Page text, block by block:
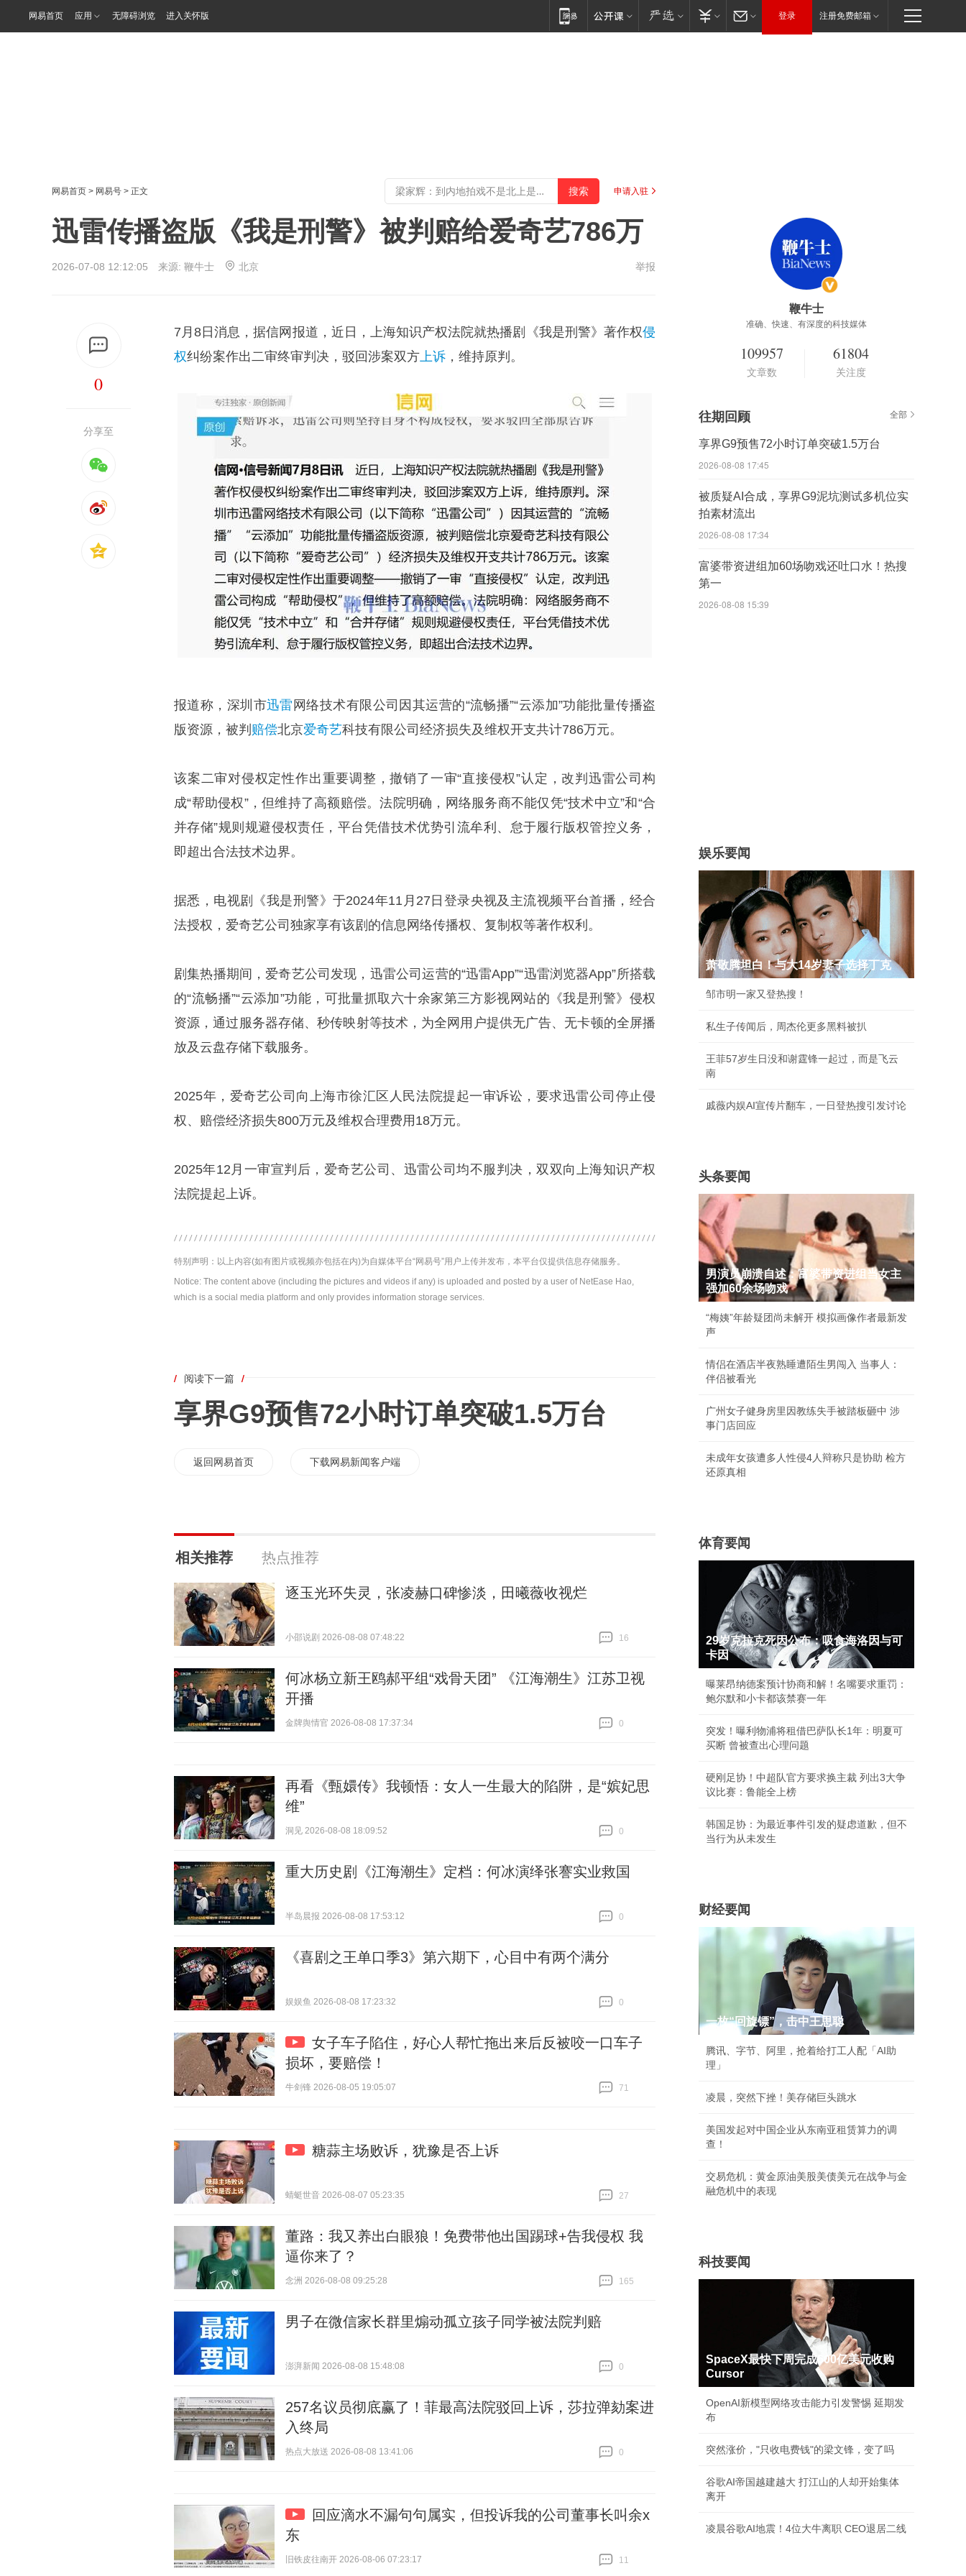
网易首页 应用 无障碍浏览 进入关怀版 登录 注册免费邮箱
网易首页 > 网易号 > 正文 申请入驻
迅雷传播盗版《我是刑警》被判赔给爱奇艺786万
2026-07-08 12:12:05 来源: 鞭牛士 北京 举报
0
分享至
7月8日消息，据信网报道，近日，上海知识产权法院就热播剧《我是刑警》著作权侵
权纠纷案作出二审终审判决，驳回涉案双方上诉 ，维持原判。
报道称，深圳市迅雷 网络技术有限公司因其运营的“流畅播”“云添加”功能批量传播盗
版资源，被判 赔偿北京爱奇艺科技有限公司经济损失及维权开支共计786万元。
该案二审对侵权定性作出重要调整，撤销了一审“直接侵权”认定，改判迅雷公司构
成“帮助侵权”，但维持了高额赔偿。法院明确，网络服务商不能仅凭“技术中立”和“合
并存储”规则规避侵权责任，平台凭借技术优势引流牟利、怠于履行版权管控义务，
即超出合法技术边界。
据悉，电视剧《我是刑警》于2024年11月27日登录央视及主流视频平台首播，经合
法授权，爱奇艺公司独家享有该剧的信息网络传播权、复制权等著作权利。
剧集热播期间，爱奇艺公司发现，迅雷公司运营的“迅雷App”“迅雷浏览器App”所搭载
的“流畅播”“云添加”功能，可批量抓取六十余家第三方影视网站的《我是刑警》侵权
资源，通过服务器存储、秒传映射等技术，为全网用户提供无广告、无卡顿的全屏播
放及云盘存储下载服务。
2025年，爱奇艺公司向上海市徐汇区人民法院提起一审诉讼，要求迅雷公司停止侵
权、赔偿经济损失800万元及维权合理费用18万元。
2025年12月一审宣判后，爱奇艺公司、迅雷公司均不服判决，双双向上海知识产权
法院提起上诉。
特别声明：以上内容(如有图片或视频亦包括在内)为自媒体平台“网易号”用户上传并发布，本平台仅提供信息存储服务。
Notice: The content above (including the pictures and videos if any) is uploaded and posted by a user of NetEase Hao,
which is a social media platform and only provides information storage services.
/ 阅读下一篇 /
享界G9预售72小时订单突破1.5万台
返回网易首页 下载网易新闻客户端
相关推荐 热点推荐
逐玉光环失灵，张凌赫口碑惨淡，田曦薇收视烂
小邵说剧 2026-08-08 07:48:22
16
何冰杨立新王鸥郝平组“戏骨天团” 《江海潮生》江苏卫视
开播
金牌舆情官 2026-08-08 17:37:34
0
再看《甄嬛传》我顿悟：女人一生最大的陷阱，是“嫔妃思
维”
洞见 2026-08-08 18:09:52
0
重大历史剧《江海潮生》定档：何冰演绎张謇实业救国
半岛晨报 2026-08-08 17:53:12
0
《喜剧之王单口季3》第六期下，心目中有两个满分
娱娱鱼 2026-08-08 17:23:32
0
女子车子陷住，好心人帮忙拖出来后反被咬一口车子
损坏，要赔偿！
牛剑锋 2026-08-05 19:05:07
71
糖蒜主场败诉，犹豫是否上诉
蜻蜓世音 2026-08-07 05:23:35
27
董路：我又养出白眼狼！免费带他出国踢球+告我侵权 我
逼你来了？
念洲 2026-08-08 09:25:28
165
男子在微信家长群里煽动孤立孩子同学被法院判赔
澎湃新闻 2026-08-08 15:48:08
0
257名议员彻底赢了！菲最高法院驳回上诉，莎拉弹劾案进
入终局
热点大放送 2026-08-08 13:41:06
0
回应滴水不漏句句属实，但投诉我的公司董事长叫余x
东
旧铁皮往南开 2026-08-06 07:23:17
11
鞭牛士
准确、快速、有深度的科技媒体
109957
文章数
61804
关注度
往期回顾 全部
享界G9预售72小时订单突破1.5万台
2026-08-08 17:45
被质疑AI合成，享界G9泥坑测试多机位实
拍素材流出
2026-08-08 17:34
富婆带资进组加60场吻戏还吐口水！热搜
第一
2026-08-08 15:39
娱乐要闻
萧敬腾坦白！与大14岁妻子选择丁克
邹市明一家又登热搜！
私生子传闻后，周杰伦更多黑料被扒
王菲57岁生日没和谢霆锋一起过，而是飞云
南
戚薇内娱AI宣传片翻车，一日登热搜引发讨论
头条要闻
男演员崩溃自述：富婆带资进组当女主
强加60余场吻戏
“梅姨”年龄疑团尚未解开 模拟画像作者最新发
声
情侣在酒店半夜熟睡遭陌生男闯入 当事人：
伴侣被看光
广州女子健身房里因教练失手被踏板砸中 涉
事门店回应
未成年女孩遭多人性侵4人辩称只是协助 检方
还原真相
体育要闻
29岁克拉克死因公布：吸食海洛因与可
卡因
曝莱昂纳德案预计协商和解！名嘴要求重罚：
鲍尔默和小卡都该禁赛一年
突发！曝利物浦将租借巴萨队长1年：明夏可
买断 曾被查出心理问题
硬刚足协！中超队官方要求换主裁 列出3大争
议比赛：鲁能全上榜
韩国足协：为最近事件引发的疑虑道歉，但不
当行为从未发生
财经要闻
一枚“回旋镖”，击中王思聪
腾讯、字节、阿里，抢着给打工人配「AI助
理」
凌晨，突然下挫！美存储巨头跳水
美国发起对中国企业从东南亚租赁算力的调
查！
交易危机：黄金原油美股美债美元在战争与金
融危机中的表现
科技要闻
SpaceX最快下周完成600亿美元收购
Cursor
OpenAI新模型网络攻击能力引发警惕 延期发
布
突然涨价，"只收电费钱"的梁文锋，变了吗
谷歌AI帝国越建越大 打江山的人却开始集体
离开
凌晨谷歌AI地震！4位大牛离职 CEO退居二线